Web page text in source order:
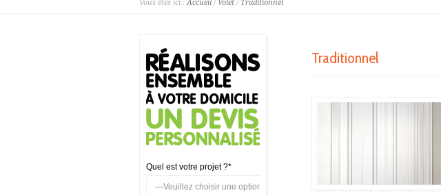
Vous êtes ici :Accueil / Volet / Traditionnel
Traditionnel
Quel est votre projet ?*